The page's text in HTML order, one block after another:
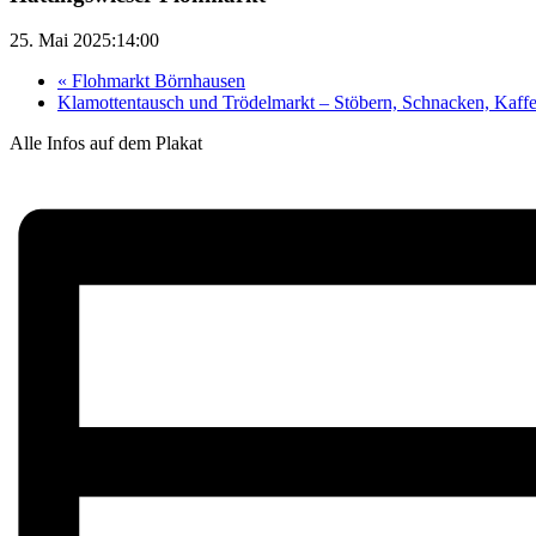
25. Mai 2025:14:00
« Flohmarkt Börnhausen
Klamottentausch und Trödelmarkt – Stöbern, Schnacken,
Alle Infos auf dem Plakat